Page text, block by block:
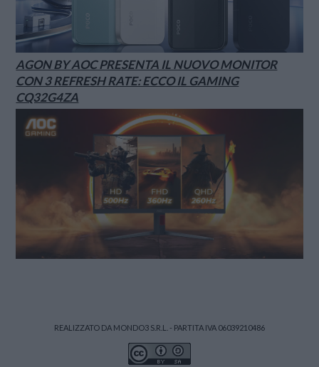
AGON BY AOC PRESENTA IL NUOVO MONITOR
CON 3 REFRESH RATE: ECCO IL GAMING
CQ32G4ZA
REALIZZATO DA MONDO3 S.R.L. - PARTITA IVA 06039210486